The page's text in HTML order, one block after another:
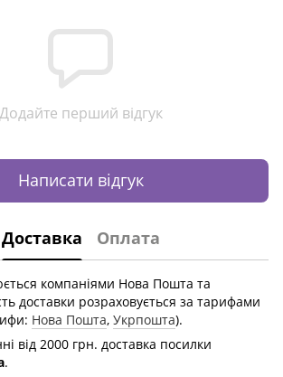
Додайте перший відгук
Написати відгук
Доставка Оплата
компаніями Нова Пошта та
доставки розраховується за тарифами
Нова Пошта, Укрпошта).
від 2000 грн. доставка посилки
.